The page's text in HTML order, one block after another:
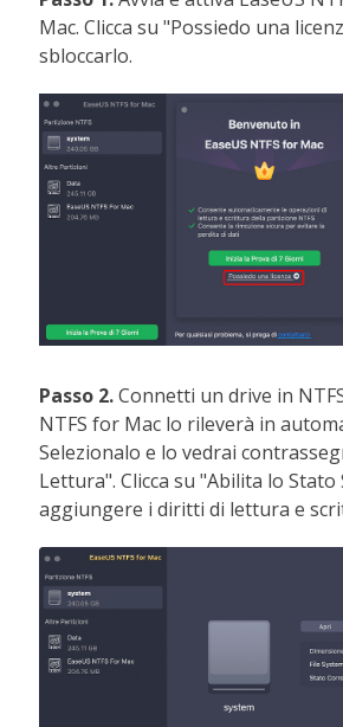
Mac. Clicca su "Possiedo una
sbloccarlo.
Passo 2.Connetti un drive in
NTFS for Mac lo rileverà in
Selezionalo e lo vedrai
Lettura". Clicca su "Abilita lo
aggiungere i diritti di lettura e